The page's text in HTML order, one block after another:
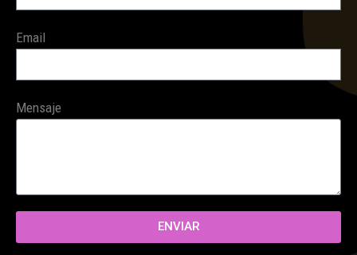
Email
Mensaje
ENVIAR